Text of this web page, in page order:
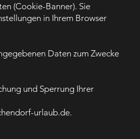
(Cookie-Banner). Sie
in Ihrem Browser
Daten zum Zwecke
und Sperrung Ihrer
urlaub.de.